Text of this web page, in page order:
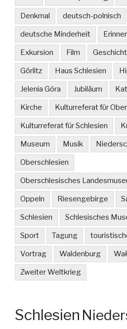
Denkmal deutsch-polnisch
deutsche Minderheit
Exkursion Film
Görlitz Haus Schlesien
Jelenia Góra Jubiläum
Kirche Kulturreferat für
Kulturreferat für Schlesien
Museum Musik
Oberschlesien
Oberschlesisches
Oppeln Riesengebirge
Schlesien Schlesisches
Sport Tagung
Vortrag Waldenburg
Zweiter Weltkrieg
Schlesien